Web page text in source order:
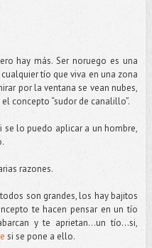
hay más. Ser noruego es una
tío que viva en una zona
por la ventana se vean nubes,
concepto “sudor de canalillo”.
se lo puedo aplicar a un hombre,
razones.
son grandes, los hay bajitos
te hacen pensar en un tío
y te aprietan…un tío...si,
si se pone a ello.